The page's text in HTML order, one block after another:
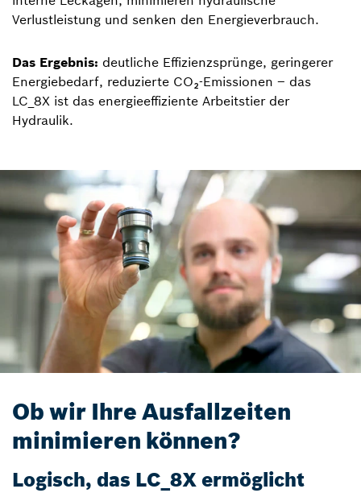
Verlustleistung und senken den Energieverbrauch.
Das Ergebnis: deutliche Effizienzsprünge, geringerer
Energiebedarf, reduzierte CO₂-Emissionen – das
LC_8X ist das energieeffiziente Arbeitstier der
Hydraulik.
Ob wir Ihre Ausfallzeiten
minimieren können?
Logisch, das LC_8X ermöglicht